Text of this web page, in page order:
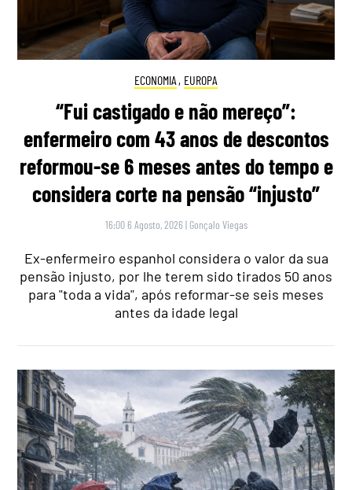
ECONOMIA , EUROPA
“Fui castigado e não mereço”:
enfermeiro com 43 anos de descontos
reformou-se 6 meses antes do tempo e
considera corte na pensão “injusto”
16:00 6 Agosto, 2026 | Gonçalo Viegas
Ex-enfermeiro espanhol considera o valor da sua
pensão injusto, por lhe terem sido tirados 50 anos
para "toda a vida", após reformar-se seis meses
antes da idade legal